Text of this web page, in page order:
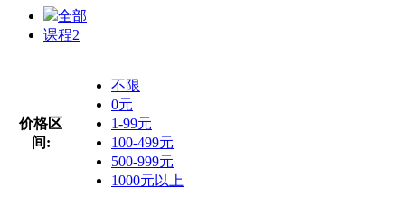
全部
课程2
价格区
间:
不限
0元
1-99元
100-499元
500-999元
1000元以上